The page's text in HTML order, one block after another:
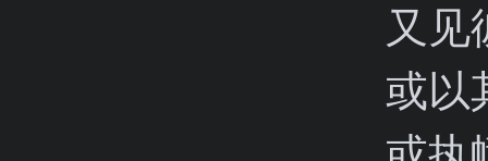
又见
或以